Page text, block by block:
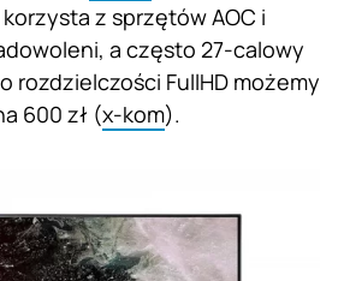
z sprzętów AOC i
a często 27-calowy
rozdzielczości FullHD możemy
600 zł (x-kom).